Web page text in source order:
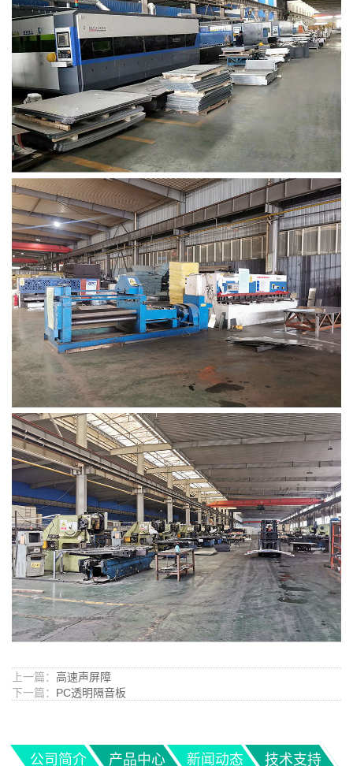
上一篇：高速声屏障
下一篇： PC透明隔音板
公司简介 产品中心 新闻动态 技术支持